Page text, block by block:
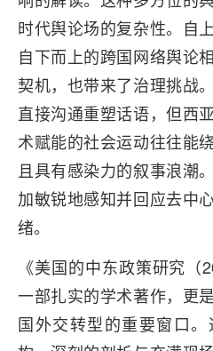
时代舆论场的复杂性。自
自下而上的跨国网络舆论
契机，也带来了治理挑战
直接沟通重塑话语，但西
术赋能的社会运动往往能
且具有感染力的叙事浪潮
加敏锐地感知并回应去中
绪。
《美国的中东政策研究（
一部扎实的学术著作，更
国外交转型的重要窗口